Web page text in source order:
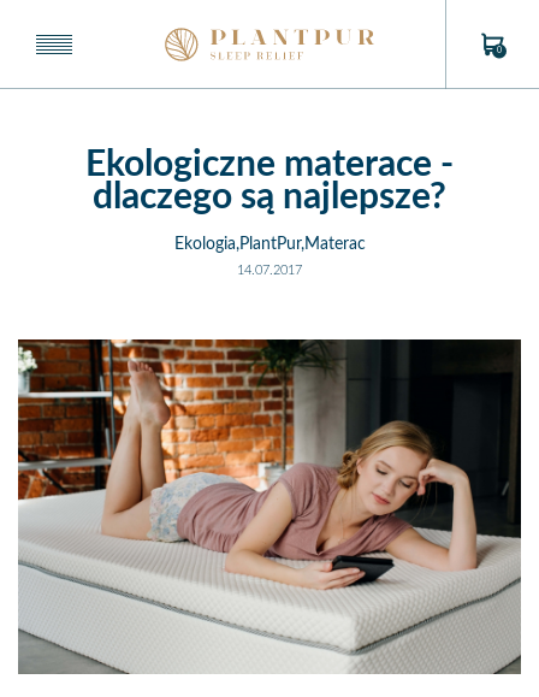
0
Ekologiczne materace -
dlaczego są najlepsze?
Ekologia,PlantPur,Materac
14.07.2017